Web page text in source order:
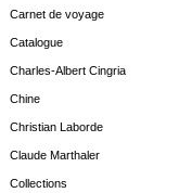
Carnet de voyage
Catalogue
Charles-Albert Cingria
Chine
Christian Laborde
Claude Marthaler
Collections